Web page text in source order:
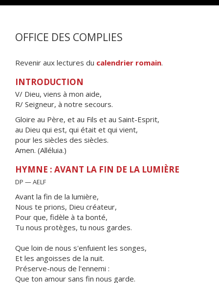
OFFICE DES COMPLIES
Revenir aux lectures du calendrier romain.
INTRODUCTION
V/ Dieu, viens à mon aide,
R/ Seigneur, à notre secours.
Gloire au Père, et au Fils et au Saint-Esprit,
au Dieu qui est, qui était et qui vient,
pour les siècles des siècles.
Amen. (Alléluia.)
HYMNE : AVANT LA FIN DE LA LUMIÈRE
DP — AELF
Avant la fin de la lumière,
Nous te prions, Dieu créateur,
Pour que, fidèle à ta bonté,
Tu nous protèges, tu nous gardes.
Que loin de nous s'enfuient les songes,
Et les angoisses de la nuit.
Préserve-nous de l'ennemi :
Que ton amour sans fin nous garde.